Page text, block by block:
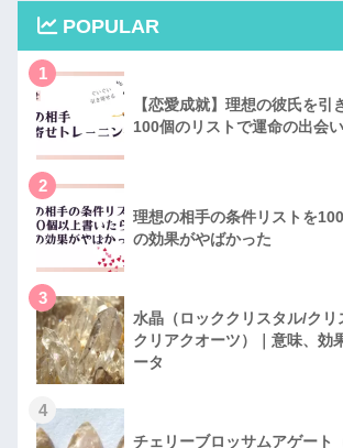
POPULAR
1
【恋愛成就】理想の彼氏を引
100個のリストで運命の出会い
2
理想の相手の条件リストを
の効果がやばかった
3
水晶（ロッククリスタル/クリ
クリアクオーツ）｜意味、効
ータ
4
チェリーブロッサムアゲート